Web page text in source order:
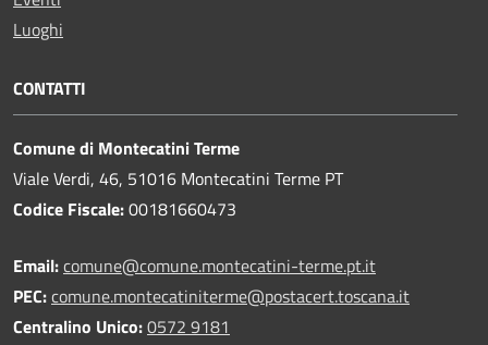
Luoghi
CONTATTI
Comune di Montecatini Terme
Viale Verdi, 46, 51016 Montecatini Terme PT
Codice Fiscale:00181660473
Email:comune@comune.montecatini-terme.pt.it
PEC:comune.montecatiniterme@postacert.toscana.it
Centralino Unico:0572 9181